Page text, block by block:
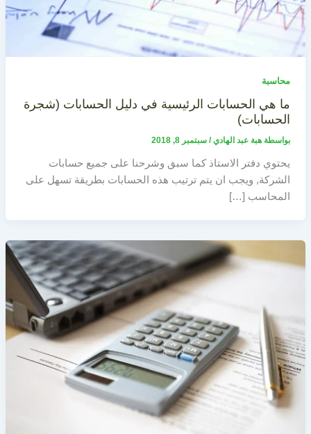
محاسبة
ما هي الحسابات الرئيسية في دليل الحسابات (شجرة
الحسابات)
بواسطة هبة عبد الهادي/ سبتمبر 8, 2018
يحتوي دفتر الاستاذ كما سبق وشرحنا على جميع حسابات
الشركة, ويجب ان يتم ترتيب هذه الحسابات بطريقة تسهل على
المحاسب […]